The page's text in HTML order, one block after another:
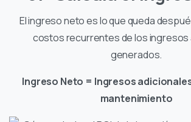
El ingreso neto es lo que queda
costos recurrentes de los ingresos
generados.
Ingreso Neto = Ingresos
mantenimiento